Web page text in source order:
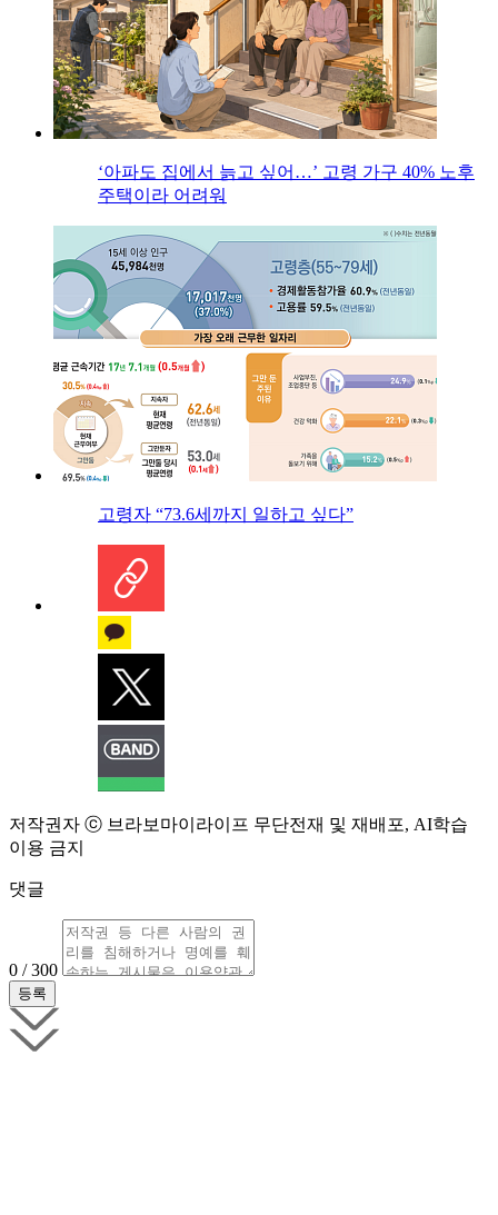
‘아파도 집에서 늙고 싶어…’ 고령 가구 40% 노후
주택이라 어려워
고령자 “73.6세까지 일하고 싶다”
저작권자 ⓒ 브라보마이라이프 무단전재 및 재배포, AI학습
이용 금지
댓글
0 / 300